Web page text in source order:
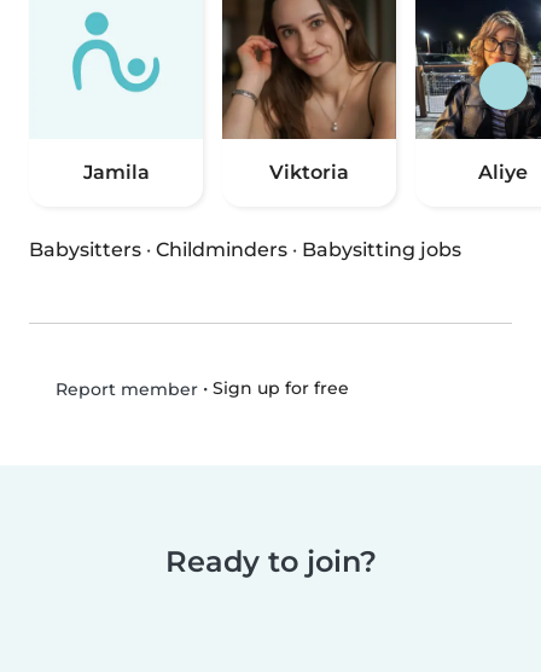
Jamila Viktoria Aliye
Babysitters · Childminders · Babysitting jobs
Report member• Sign up for free
Ready to join?